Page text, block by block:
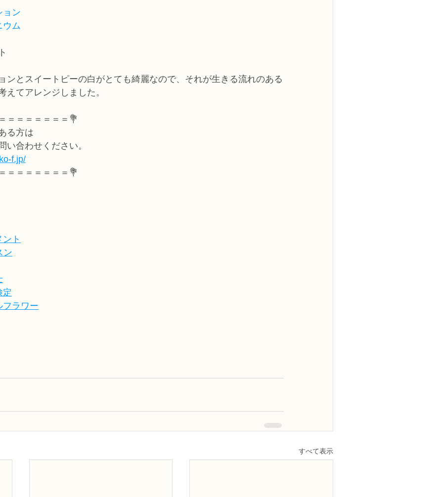
ョン
ウム
ンとスイートピーの白がとても綺麗なので、それが生きる流れのある
えてアレンジしました。
＝＝＝＝＝＝＝💐
る方は
い合わせください。
f.jp/
＝＝＝＝＝＝＝💐
ト
ン
定
フラワー
すべて表示